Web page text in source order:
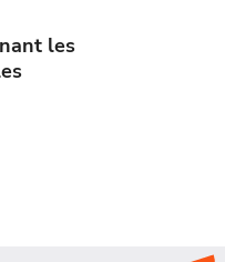
les